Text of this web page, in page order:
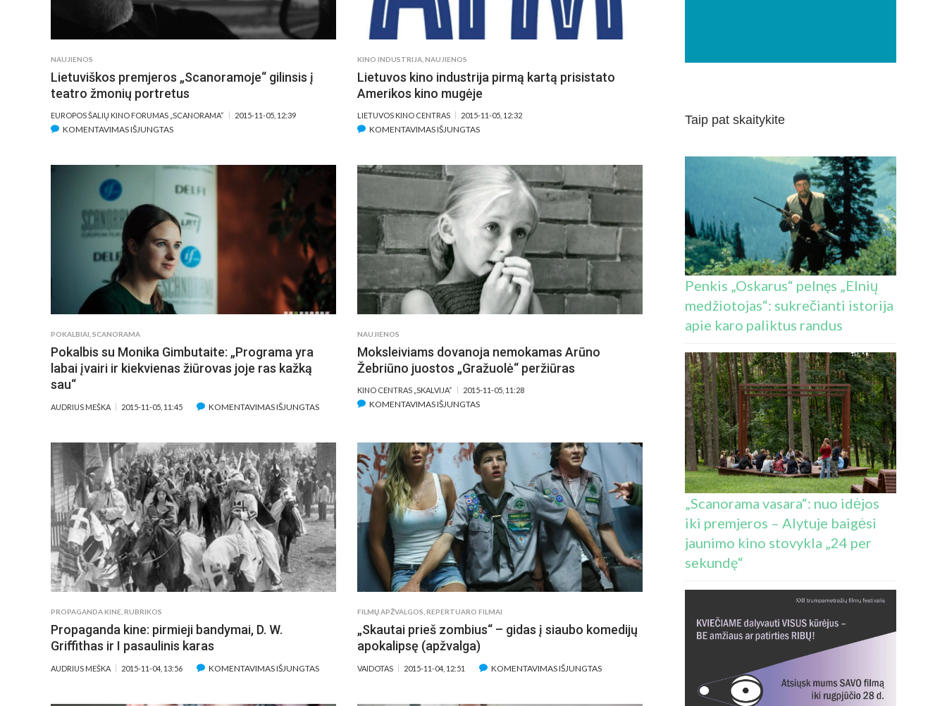
NAUJIENOS
Lietuviškos premjeros „Scanoramoje“ gilinsis į
teatro žmonių portretus
EUROPOS ŠALIŲ KINO FORUMAS „SCANORAMA“ 2015-11-05, 12:39
KOMENTAVIMAS IŠJUNGTASĮRAŠE
„SCANORAMOJE“
GILINSIS
TEATRO
ŽMONIŲ
PORTRETUS
KINO INDUSTRIJA ,NAUJIENOS
Lietuvos kino industrija pirmą kartą prisistato
Amerikos kino mugėje
LIETUVOS KINO CENTRAS 2015-11-05, 12:32
KOMENTAVIMAS IŠJUNGTASĮRAŠE
INDUSTRIJA
PIRMĄ
KARTĄ
PRISISTATO
AMERIKOS
KINO
MUGĖJE
POKALBIAI SCANORAMA
Pokalbis su Monika Gimbutaite: „Programa yra
labai įvairi ir kiekvienas žiūrovas joje ras kažką
sau“
AUDRIUS MEŠKA 2015-11-05, 11:45 KOMENTAVIMAS IŠJUNGTASĮRAŠE
MONIKA
GIMBUTAITE:
„PROGRAMA
YRA
LABAI
ĮVAIRI
IR
KIEKVIENAS
ŽIŪROVAS
JOJE
NAUJIENOS
Moksleiviams dovanoja nemokamas Arūno
Žebriūno juostos „Gražuolė“ peržiūras
KINO CENTRAS „SKALVIJA“ 2015-11-05, 11:28
KOMENTAVIMAS IŠJUNGTASĮRAŠE
NEMOKAMAS
ARŪNO
ŽEBRIŪNO
JUOSTOS
„GRAŽUOLĖ“
PERŽIŪRAS
PROPAGANDA KINE RUBRIKOS
Propaganda kine: pirmieji bandymai, D. W.
Griffithas ir I pasaulinis karas
AUDRIUS MEŠKA 2015-11-04, 13:56 KOMENTAVIMAS IŠJUNGTASĮRAŠE
FILMŲ APŽVALGOS ,REPERTUARO FILMAI
„Skautai prieš zombius“ – gidas į siaubo komedijų
apokalipsę (apžvalga)
VAIDOTAS 2015-11-04, 12:51 KOMENTAVIMAS IŠJUNGTASĮRAŠE
Taip pat skaitykite
Penkis „Oskarus“ pelnęs „Elnių
medžiotojas“: sukrečianti istorija
apie karo paliktus randus
„Scanorama vasara“: nuo idėjos
iki premjeros – Alytuje baigėsi
jaunimo kino stovykla „24 per
sekundę“